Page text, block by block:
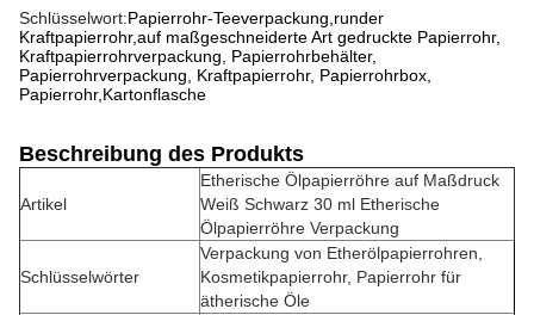
Schlüsselwort:Papierrohr-Teeverpackung,runder
Kraftpapierrohr,auf maßgeschneiderte Art gedruckte Papierrohr,
Kraftpapierrohrverpackung, Papierrohrbehälter,
Papierrohrverpackung, Kraftpapierrohr, Papierrohrbox,
Papierrohr,Kartonflasche
Beschreibung des Produkts
Artikel
Etherische Ölpapierröhre auf Maßdruck
Weiß Schwarz 30 ml Etherische
Ölpapierröhre Verpackung
Schlüsselwörter
Verpackung von Etherölpapierrohren,
Kosmetikpapierrohr, Papierrohr für
ätherische Öle